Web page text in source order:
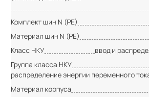
Комплект шин N (PE)
Материал шин N (PE)
Класс НКУ
ввод и
Группа класса НКУ
распределение энергии переменного
Материал корпуса